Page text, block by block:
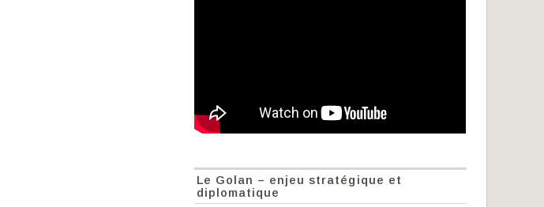
Le Golan – enjeu stratégique et
diplomatique